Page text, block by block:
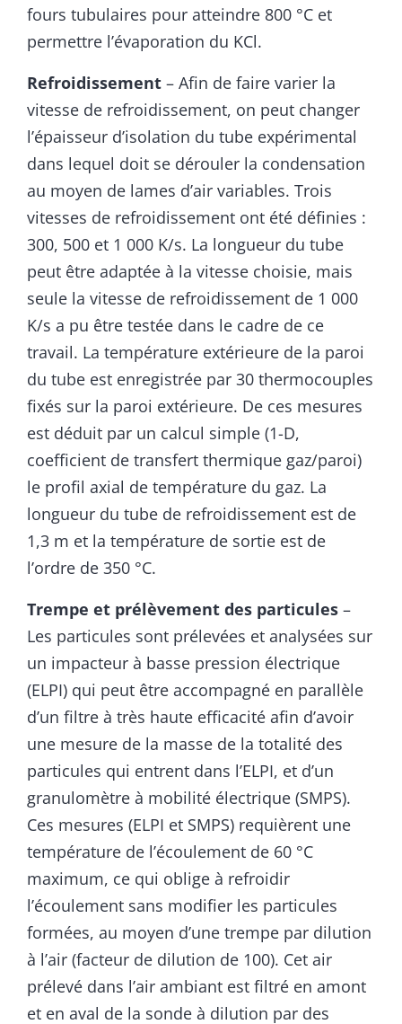
fours tubulaires pour atteindre 800 °C et
permettre l’évaporation du KCl.
Refroidissement – Afin de faire varier la
vitesse de refroidissement, on peut changer
l’épaisseur d’isolation du tube expérimental
dans lequel doit se dérouler la condensation
au moyen de lames d’air variables. Trois
vitesses de refroidissement ont été définies :
300, 500 et 1 000 K/s. La longueur du tube
peut être adaptée à la vitesse choisie, mais
seule la vitesse de refroidissement de 1 000
K/s a pu être testée dans le cadre de ce
travail. La température extérieure de la paroi
du tube est enregistrée par 30 thermocouples
fixés sur la paroi extérieure. De ces mesures
est déduit par un calcul simple (1-D,
coefficient de transfert thermique gaz/paroi)
le profil axial de température du gaz. La
longueur du tube de refroidissement est de
1,3 m et la température de sortie est de
l’ordre de 350 °C.
Trempe et prélèvement des particules –
Les particules sont prélevées et analysées sur
un impacteur à basse pression électrique
(ELPI) qui peut être accompagné en parallèle
d’un filtre à très haute efficacité afin d’avoir
une mesure de la masse de la totalité des
particules qui entrent dans l’ELPI, et d’un
granulomètre à mobilité électrique (SMPS).
Ces mesures (ELPI et SMPS) requièrent une
température de l’écoulement de 60 °C
maximum, ce qui oblige à refroidir
l’écoulement sans modifier les particules
formées, au moyen d’une trempe par dilution
à l’air (facteur de dilution de 100). Cet air
prélevé dans l’air ambiant est filtré en amont
et en aval de la sonde à dilution par des